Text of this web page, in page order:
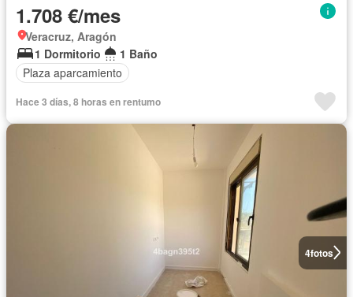
1.708 €/mes
Veracruz, Aragón
1 Dormitorio
1 Baño
Plaza aparcamiento
Hace 3 días, 8 horas en rentumo
4fotos